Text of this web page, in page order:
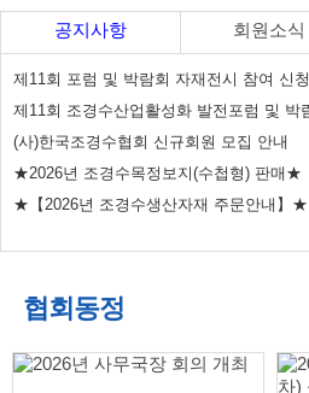
공지사항 회원소식
제11회 포럼 및 박람회 자재전시 참여 신
제11회 조경수산업활성화 발전포럼 및 박
(사)한국조경수협회 신규회원 모집 안내
★2026년 조경수목정보지(수첩형) 판매★
★【2026년 조경수생산자재 주문안내】★
협회동정